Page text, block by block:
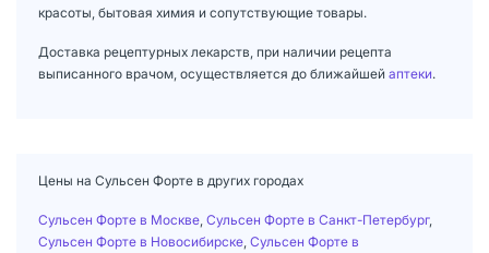
красоты, бытовая химия и сопутствующие товары.
Доставка рецептурных лекарств, при наличии рецепта
выписанного врачом, осуществляется до ближайшей аптеки.
Цены на Сульсен Форте в других городах
Сульсен Форте в Москве Сульсен Форте в Санкт-Петербург,
Сульсен Форте в Новосибирске Сульсен Форте в